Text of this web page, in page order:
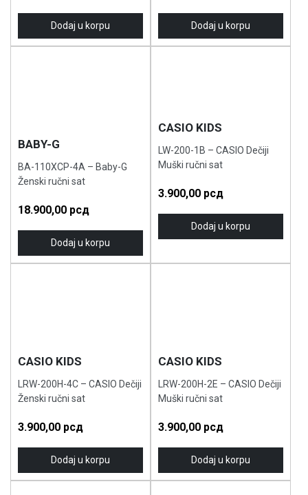
Dodaj u korpu Dodaj u korpu
BABY-G
BA-110XCP-4A – Baby-G
Ženski ručni sat
18.900,00 рсд
Dodaj u korpu
CASIO KIDS
LW-200-1B – CASIO Dečiji
Muški ručni sat
3.900,00 рсд
Dodaj u korpu
CASIO KIDS
LRW-200H-4C – CASIO Dečiji
Ženski ručni sat
3.900,00 рсд
Dodaj u korpu
CASIO KIDS
LRW-200H-2E – CASIO Dečiji
Muški ručni sat
3.900,00 рсд
Dodaj u korpu